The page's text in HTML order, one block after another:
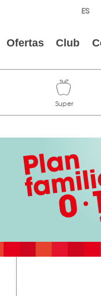
Ofertas Club